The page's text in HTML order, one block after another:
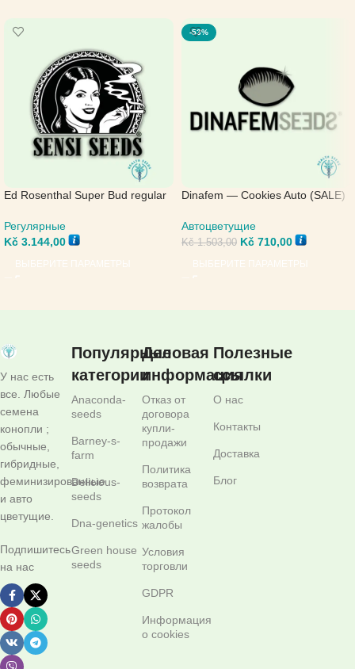
Ed Rosenthal Super Bud regular
Регулярные
Kč 3.144,00
-53%
Dinafem — Cookies Auto (SALE)
Автоцветущие
Kč1.503,00 Kč 710,00
ВЫБЕРИТЕ ПАРАМЕТРЫ
У нас есть
все. Любые
семена
конопли ;
обычные,
гибридные,
феминизированные
и авто
цветущие.
Подпишитесь
на нас
Популярные
категории
Anaconda-
seeds
Barney-s-
farm
Delicious-
seeds
Dna-genetics
Green house
seeds
Деловая
информация
Отказ от
договора
купли-
продажи
Политика
возврата
Протокол
жалобы
Условия
торговли
GDPR
Информация
о cookies
Полезные
ссылки
О нас
Контакты
Доставка
Блог